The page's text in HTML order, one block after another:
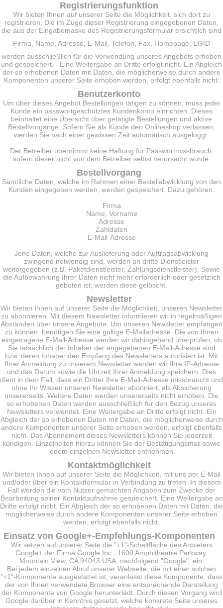
Registrierungsfunktion
Wir bieten Ihnen auf unserer Seite die Möglichkeit, sich dort zu
registrieren. Die im Zuge dieser Registrierung eingegebenen Daten,
die aus der Eingabemaske des Registrierungsformular ersichtlich sind
Firma, Name, Adresse, E-Mail, Telefon, Fax, Homepage, EGID
werden ausschließlich für die Verwendung unseres Angebots erhoben
und gespeichert. Eine Weitergabe an Dritte erfolgt nicht. Ein Abgleich
der so erhobenen Daten mit Daten, die möglicherweise durch andere
Komponenten unserer Seite erhoben werden, erfolgt ebenfalls nicht.
Benutzerkonto
Um über dieses Angebot Bestellungen tätigen zu können, muss jeder
Kunde ein passwortgeschütztes Kundenkonto einrichten. Dieses
beinhaltet eine Übersicht über getätigte Bestellungen und aktive
Bestellvorgänge. Sofern Sie als Kunde den Onlineshop verlassen,
werden Sie nach einer gewissen Zeit automatisch ausgeloggt.
Der Betreiber übernimmt keine Haftung für Passwortmissbrauch,
sofern dieser nicht von dem Betreiber selbst verursacht wurde.
Bestellvorgang
Sämtliche Daten, welche im Rahmen einer Bestellabwicklung von den
Kunden eingegeben werden, werden gespeichert. Dazu gehören:
Firma
Name, Vorname
Adresse
Zahldaten
E-Mail-Adresse
Jene Daten, welche zur Auslieferung oder Auftragsabwicklung
zwingend notwendig sind, werden an dritte Dienstleister
weitergegeben (z.B. Paketdienstleister, Zahlungsdienstleister). Sowie
die Aufbewahrung Ihrer Daten nicht mehr erforderlich oder gesetzlich
geboten ist, werden diese gelöscht.
Newsletter
Wir bieten Ihnen auf unserer Seite die Möglichkeit, unseren Newsletter
zu abonnieren. Mit diesem Newsletter informieren wir in regelmäßigen
Abständen über unsere Angebote. Um unseren Newsletter empfangen
zu können, benötigen Sie eine gültige E-Mailadresse. Die von Ihnen
eingetragene E-Mail-Adresse werden wir dahingehend überprüfen, ob
Sie tatsächlich der Inhaber der angegebenen E-Mail-Adresse sind
bzw. deren Inhaber den Empfang des Newsletters autorisiert ist. Mit
Ihrer Anmeldung zu unserem Newsletter werden wir Ihre IP-Adresse
und das Datum sowie die Uhrzeit Ihrer Anmeldung speichern. Dies
dient in dem Fall, dass ein Dritter Ihre E-Mail-Adresse missbraucht und
ohne Ihr Wissen unseren Newsletter abonniert, als Absicherung
unsererseits. Weitere Daten werden unsererseits nicht erhoben. Die
so erhobenen Daten werden ausschließlich für den Bezug unseres
Newsletters verwendet. Eine Weitergabe an Dritte erfolgt nicht. Ein
Abgleich der so erhobenen Daten mit Daten, die möglicherweise durch
andere Komponenten unserer Seite erhoben werden, erfolgt ebenfalls
nicht. Das Abonnement dieses Newsletters können Sie jederzeit
kündigen. Einzelheiten hierzu können Sie der Bestätigungsmail sowie
jedem einzelnen Newsletter entnehmen.
Kontaktmöglichkeit
Wir bieten Ihnen auf unserer Seite die Möglichkeit, mit uns per E-Mail
und/oder über ein Kontaktformular in Verbindung zu treten. In diesem
Fall werden die vom Nutzer gemachten Angaben zum Zwecke der
Bearbeitung seiner Kontaktaufnahme gespeichert. Eine Weitergabe an
Dritte erfolgt nicht. Ein Abgleich der so erhobenen Daten mit Daten, die
möglicherweise durch andere Komponenten unserer Seite erhoben
werden, erfolgt ebenfalls nicht.
Einsatz von Google+-Empfehlungs-Komponenten
Wir setzen auf unserer Seite die "+1"-Schaltfläche des Anbieters
Google+ der Firma Google Inc., 1600 Amphitheatre Parkway,
Mountain View, CA 94043 USA, nachfolgend "Google", ein.
Bei jedem einzelnen Abruf unserer Webseite, die mit einer solchen
"+1"-Komponente ausgestattet ist, veranlasst diese Komponente, dass
der von Ihnen verwendete Browser eine entsprechende Darstellung
der Komponente von Google herunterlädt. Durch diesen Vorgang wird
Google darüber in Kenntnis gesetzt, welche konkrete Seite unseres